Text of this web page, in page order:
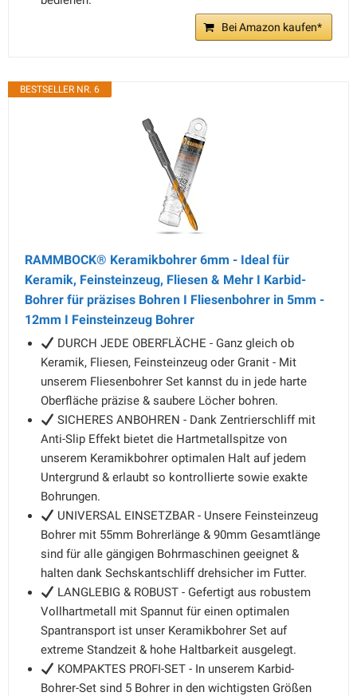
Bei Amazon kaufen*
BESTSELLER NR. 6
RAMMBOCK® Keramikbohrer 6mm - Ideal für
Keramik, Feinsteinzeug, Fliesen & Mehr I Karbid-
Bohrer für präzises Bohren I Fliesenbohrer in 5mm -
12mm I Feinsteinzeug Bohrer
DURCH JEDE OBERFLÄCHE - Ganz gleich ob
Keramik, Fliesen, Feinsteinzeug oder Granit - Mit
unserem Fliesenbohrer Set kannst du in jede harte
Oberfläche präzise & saubere Löcher bohren.
SICHERES ANBOHREN - Dank Zentrierschliff mit
Anti-Slip Effekt bietet die Hartmetallspitze von
unserem Keramikbohrer optimalen Halt auf jedem
Untergrund & erlaubt so kontrollierte sowie exakte
Bohrungen.
UNIVERSAL EINSETZBAR - Unsere Feinsteinzeug
Bohrer mit 55mm Bohrerlänge & 90mm Gesamtlänge
sind für alle gängigen Bohrmaschinen geeignet &
halten dank Sechskantschliff drehsicher im Futter.
LANGLEBIG & ROBUST - Gefertigt aus robustem
Vollhartmetall mit Spannut für einen optimalen
Spantransport ist unser Keramikbohrer Set auf
extreme Standzeit & hohe Haltbarkeit ausgelegt.
KOMPAKTES PROFI-SET - In unserem Karbid-
Bohrer-Set sind 5 Bohrer in den wichtigsten Größen